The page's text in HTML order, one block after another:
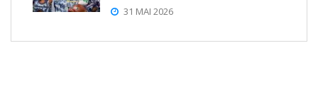
31 MAI 2026